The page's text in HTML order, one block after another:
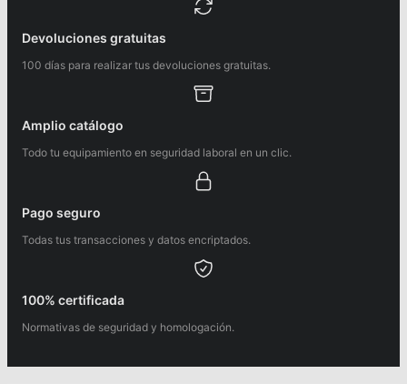
Devoluciones gratuitas
100 días para realizar tus devoluciones gratuitas.
Amplio catálogo
Todo tu equipamiento en seguridad laboral en un clic.
Pago seguro
Todas tus transacciones y datos encriptados.
100% certificada
Normativas de seguridad y homologación.